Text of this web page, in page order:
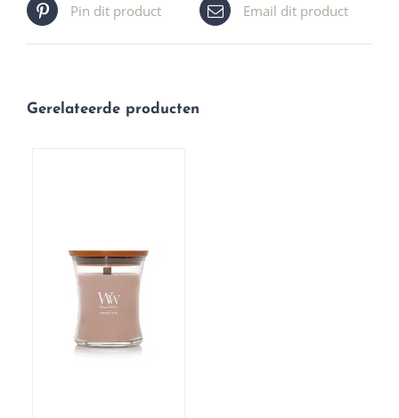
Pin dit product Email dit product
Gerelateerde producten